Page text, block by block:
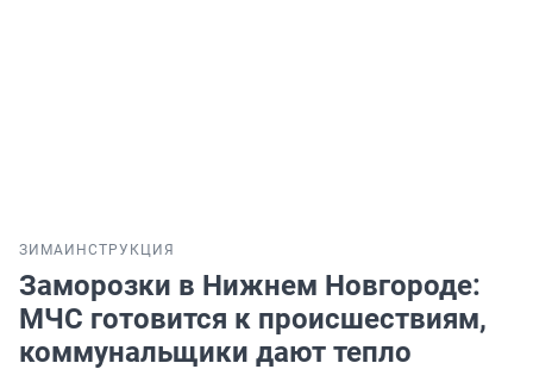
ЗИМА ИНСТРУКЦИЯ
Заморозки в Нижнем Новгороде:
МЧС готовится к происшествиям,
коммунальщики дают тепло